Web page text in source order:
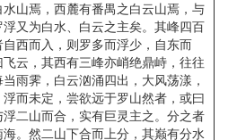
山焉，西麓有番禺之白云山焉，与
又为白水、白云之主矣。其峰四百
西而入，则罗多而浮少，自东而
云，其西有三峰亦峭绝鼎峙，往往
雨霁，白云汹涌四出，大风荡漾，
而未定，尝欲远于罗山然者，或曰
二山而合，实有巨灵主之。分之者
。然二山下合而上分，其巅有分水